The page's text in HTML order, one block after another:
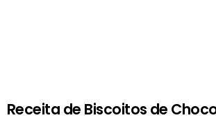
Receita de Biscoitos de